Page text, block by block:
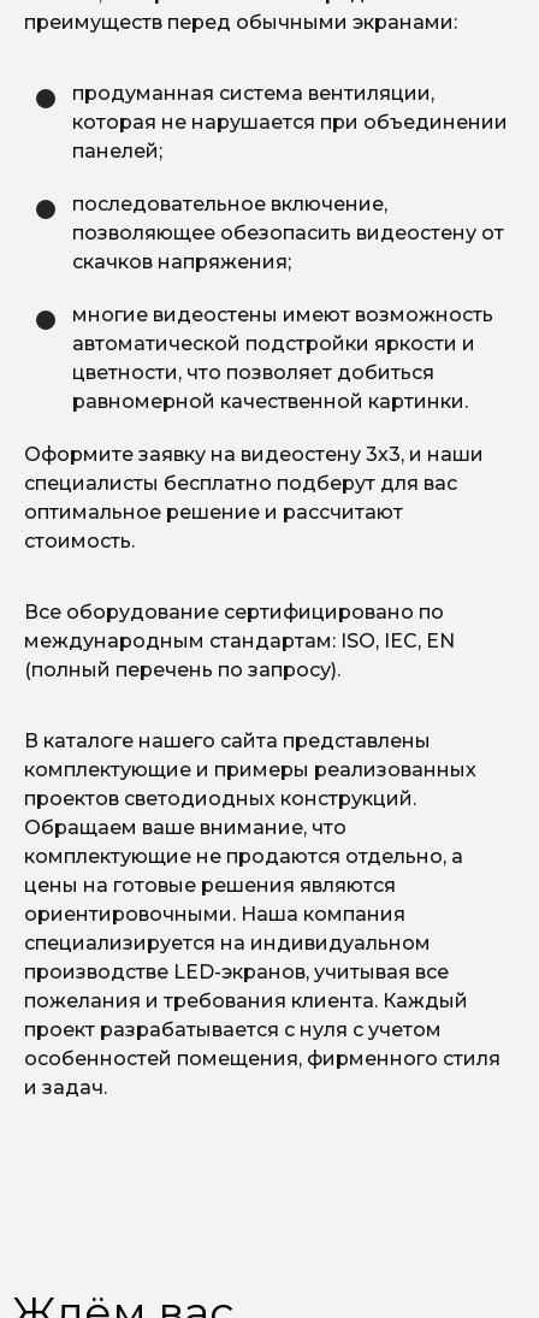
преимуществ перед обычными экранами:
продуманная система вентиляции,
которая не нарушается при объединении
панелей;
последовательное включение,
позволяющее обезопасить видеостену от
скачков напряжения;
многие видеостены имеют возможность
автоматической подстройки яркости и
цветности, что позволяет добиться
равномерной качественной картинки.
Оформите заявку на видеостену 3х3, и наши
специалисты бесплатно подберут для вас
оптимальное решение и рассчитают
стоимость.
Все оборудование сертифицировано по
международным стандартам: ISO, IEC, EN
(полный перечень по запросу).
В каталоге нашего сайта представлены
комплектующие и примеры реализованных
проектов светодиодных конструкций.
Обращаем ваше внимание, что
комплектующие не продаются отдельно, а
цены на готовые решения являются
ориентировочными. Наша компания
специализируется на индивидуальном
производстве LED-экранов, учитывая все
пожелания и требования клиента. Каждый
проект разрабатывается с нуля с учетом
особенностей помещения, фирменного стиля
и задач.